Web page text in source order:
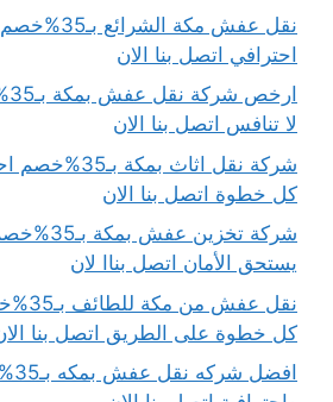
نقل عفش مكة
احترافي اتصل بنا الان
لا تنافس اتصل بنا الان
شركة نقل اثاث
كل خطوة اتصل بنا الان
شركة تخزين
يستحق الأمان اتصل بناا لان
نقل
كل خطوة على الطريق اتصل بنا